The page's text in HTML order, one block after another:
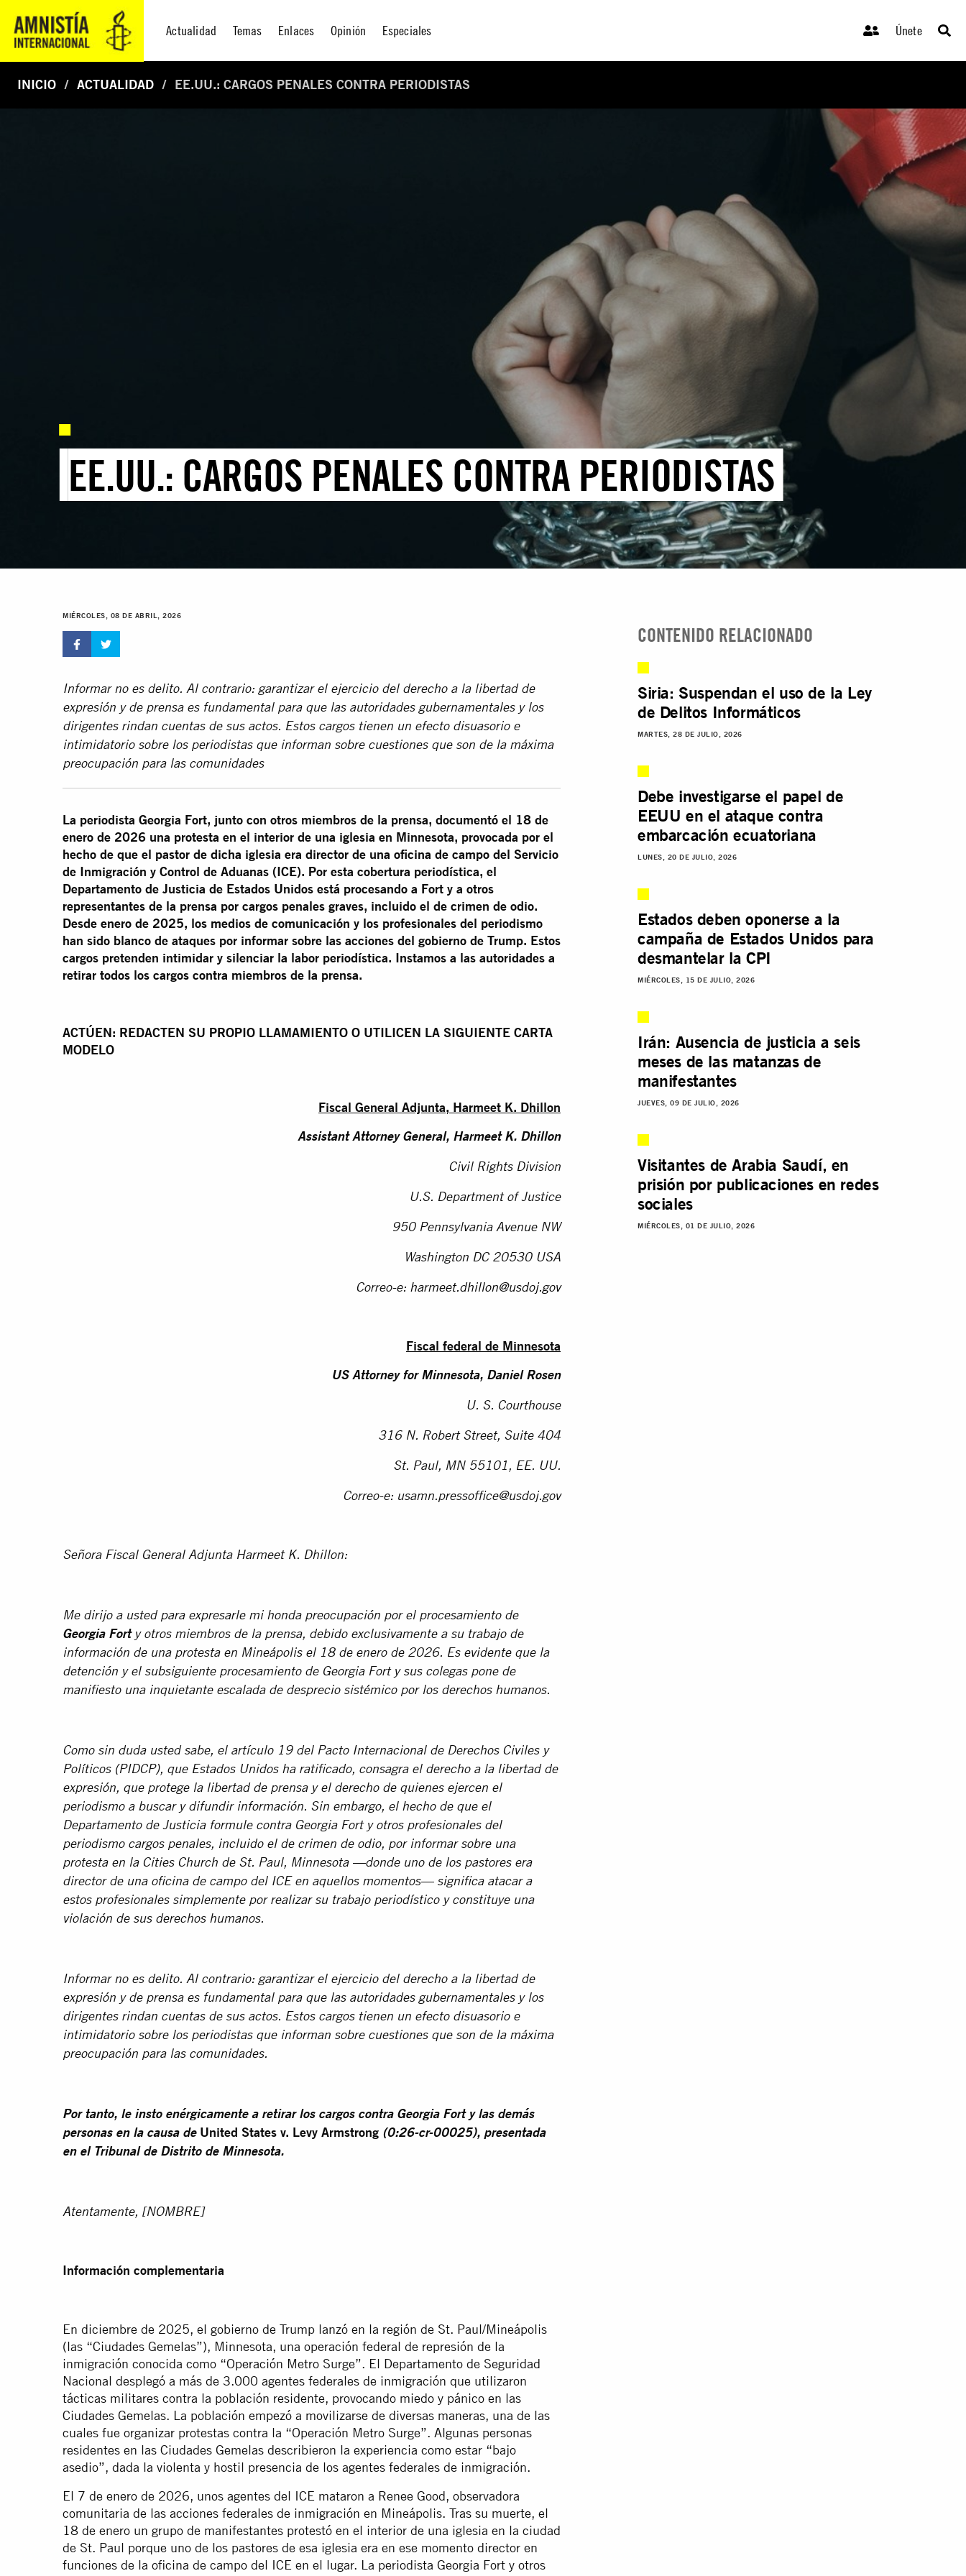
Actualidad Temas Enlaces Opinión Especiales Únete
INICIO ACTUALIDAD EE.UU.: CARGOS PENALES CONTRA PERIODISTAS
EE.UU.: CARGOS PENALES CONTRA PERIODISTAS
MIÉRCOLES, 08 DE ABRIL, 2026
Informar no es delito. Al contrario: garantizar el ejercicio del derecho a la libertad de
expresión y de prensa es fundamental para que las autoridades gubernamentales y los
dirigentes rindan cuentas de sus actos. Estos cargos tienen un efecto disuasorio e
intimidatorio sobre los periodistas que informan sobre cuestiones que son de la máxima
preocupación para las comunidades
La periodista Georgia Fort, junto con otros miembros de la prensa, documentó el 18 de
enero de 2026 una protesta en el interior de una iglesia en Minnesota, provocada por el
hecho de que el pastor de dicha iglesia era director de una oficina de campo del Servicio
de Inmigración y Control de Aduanas (ICE). Por esta cobertura periodística, el
Departamento de Justicia de Estados Unidos está procesando a Fort y a otros
representantes de la prensa por cargos penales graves, incluido el de crimen de odio.
Desde enero de 2025, los medios de comunicación y los profesionales del periodismo
han sido blanco de ataques por informar sobre las acciones del gobierno de Trump. Estos
cargos pretenden intimidar y silenciar la labor periodística. Instamos a las autoridades a
retirar todos los cargos contra miembros de la prensa.
ACTÚEN: REDACTEN SU PROPIO LLAMAMIENTO O UTILICEN LA SIGUIENTE CARTA
MODELO
Fiscal General Adjunta, Harmeet K. Dhillon
Assistant Attorney General, Harmeet K. Dhillon
Civil Rights Division
U.S. Department of Justice
950 Pennsylvania Avenue NW
Washington DC 20530 USA
Correo-e: harmeet.dhillon@usdoj.gov
Fiscal federal de Minnesota
US Attorney for Minnesota, Daniel Rosen
U. S. Courthouse
316 N. Robert Street, Suite 404
St. Paul, MN 55101, EE. UU.
Correo-e: usamn.pressoffice@usdoj.gov
Señora Fiscal General Adjunta Harmeet K. Dhillon:
Me dirijo a usted para expresarle mi honda preocupación por el procesamiento de
Georgia Forty otros miembros de la prensa, debido exclusivamente a su trabajo de
información de una protesta en Mineápolis el 18 de enero de 2026. Es evidente que la
detención y el subsiguiente procesamiento de Georgia Fort y sus colegas pone de
manifiesto una inquietante escalada de desprecio sistémico por los derechos humanos.
Como sin duda usted sabe, el artículo 19 del Pacto Internacional de Derechos Civiles y
Políticos (PIDCP), que Estados Unidos ha ratificado, consagra el derecho a la libertad de
expresión, que protege la libertad de prensa y el derecho de quienes ejercen el
periodismo a buscar y difundir información. Sin embargo, el hecho de que el
Departamento de Justicia formule contra Georgia Fort y otros profesionales del
periodismo cargos penales, incluido el de crimen de odio, por informar sobre una
protesta en la Cities Church de St. Paul, Minnesota —donde uno de los pastores era
director de una oficina de campo del ICE en aquellos momentos— significa atacar a
estos profesionales simplemente por realizar su trabajo periodístico y constituye una
violación de sus derechos humanos.
Informar no es delito. Al contrario: garantizar el ejercicio del derecho a la libertad de
expresión y de prensa es fundamental para que las autoridades gubernamentales y los
dirigentes rindan cuentas de sus actos. Estos cargos tienen un efecto disuasorio e
intimidatorio sobre los periodistas que informan sobre cuestiones que son de la máxima
preocupación para las comunidades.
Por tanto, le insto enérgicamente a retirar los cargos contra Georgia Fort y las demás
personas en la causa de United States v. Levy Armstrong (0:26-cr-00025), presentada
en el Tribunal de Distrito de Minnesota.
Atentamente, [NOMBRE]
Información complementaria
En diciembre de 2025, el gobierno de Trump lanzó en la región de St. Paul/Mineápolis
(las “Ciudades Gemelas”), Minnesota, una operación federal de represión de la
inmigración conocida como “Operación Metro Surge”. El Departamento de Seguridad
Nacional desplegó a más de 3.000 agentes federales de inmigración que utilizaron
tácticas militares contra la población residente, provocando miedo y pánico en las
Ciudades Gemelas. La población empezó a movilizarse de diversas maneras, una de las
cuales fue organizar protestas contra la “Operación Metro Surge”. Algunas personas
residentes en las Ciudades Gemelas describieron la experiencia como estar “bajo
asedio”, dada la violenta y hostil presencia de los agentes federales de inmigración.
El 7 de enero de 2026, unos agentes del ICE mataron a Renee Good, observadora
comunitaria de las acciones federales de inmigración en Mineápolis. Tras su muerte, el
18 de enero un grupo de manifestantes protestó en el interior de una iglesia en la ciudad
de St. Paul porque uno de los pastores de esa iglesia era en ese momento director en
funciones de la oficina de campo del ICE en el lugar. La periodista Georgia Fort y otros
CONTENIDO RELACIONADO
Siria: Suspendan el uso de la Ley
de Delitos Informáticos
MARTES, 28 DE JULIO, 2026
Debe investigarse el papel de
EEUU en el ataque contra
embarcación ecuatoriana
LUNES, 20 DE JULIO, 2026
Estados deben oponerse a la
campaña de Estados Unidos para
desmantelar la CPI
MIÉRCOLES, 15 DE JULIO, 2026
Irán: Ausencia de justicia a seis
meses de las matanzas de
manifestantes
JUEVES, 09 DE JULIO, 2026
Visitantes de Arabia Saudí, en
prisión por publicaciones en redes
sociales
MIÉRCOLES, 01 DE JULIO, 2026